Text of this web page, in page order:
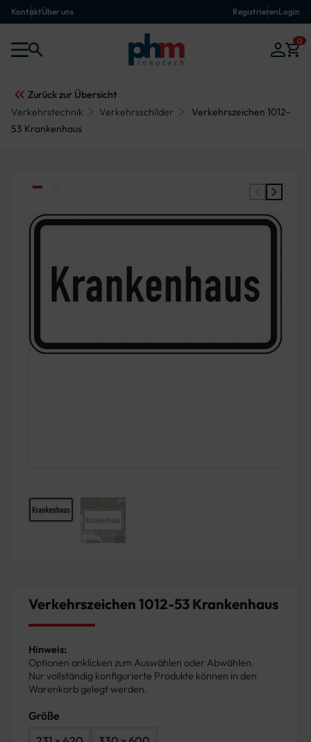
KontaktÜber uns RegistrierenLogin
0
Zurück zur Übersicht
Verkehrstechnik
Verkehrsschilder
Verkehrszeichen 1012-
53 Krankenhaus
Verkehrszeichen 1012-53 Krankenhaus
Hinweis:
Optionen anklicken zum Auswählen oder Abwählen.
Nur vollständig konfigurierte Produkte können in den
Warenkorb gelegt werden.
Größe